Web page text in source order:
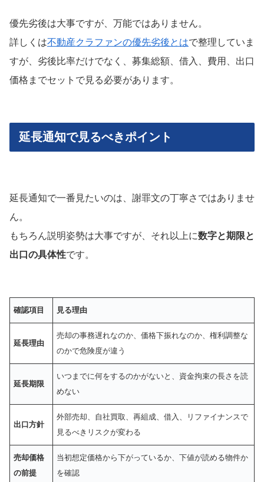
優先劣後は大事ですが、万能ではありません。
詳しくは不動産クラファンの優先劣後とはで整理していま
すが、劣後比率だけでなく、募集総額、借入、費用、出口
価格までセットで見る必要があります。
延長通知で見るべきポイント
延長通知で一番見たいのは、謝罪文の丁寧さではありませ
ん。
もちろん説明姿勢は大事ですが、それ以上に数字と期限と
出口の具体性です。
確認項目 見る理由
延長理由
売却の事務遅れなのか、価格下振れなのか、権利調整な
のかで危険度が違う
延長期限
いつまでに何をするのかがないと、資金拘束の長さを読
めない
出口方針
外部売却、自社買取、再組成、借入、リファイナンスで
見るべきリスクが変わる
売却価格
の前提
当初想定価格から下がっているか、下値が読める物件か
を確認